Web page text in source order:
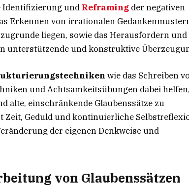
Identifizierung und Reframing der negativen
Erkennen von irrationalen
liegen, sowie das Herausfordern und
unterstützende und konstruktive
wie das Schreiben
und Achtsamkeitsübungen dabei helfen,
alte, einschränkende Glaubenssätze zu
Zeit, Geduld und kontinuierliche
der eigenen Denkweise und
von Glaubenssätzen